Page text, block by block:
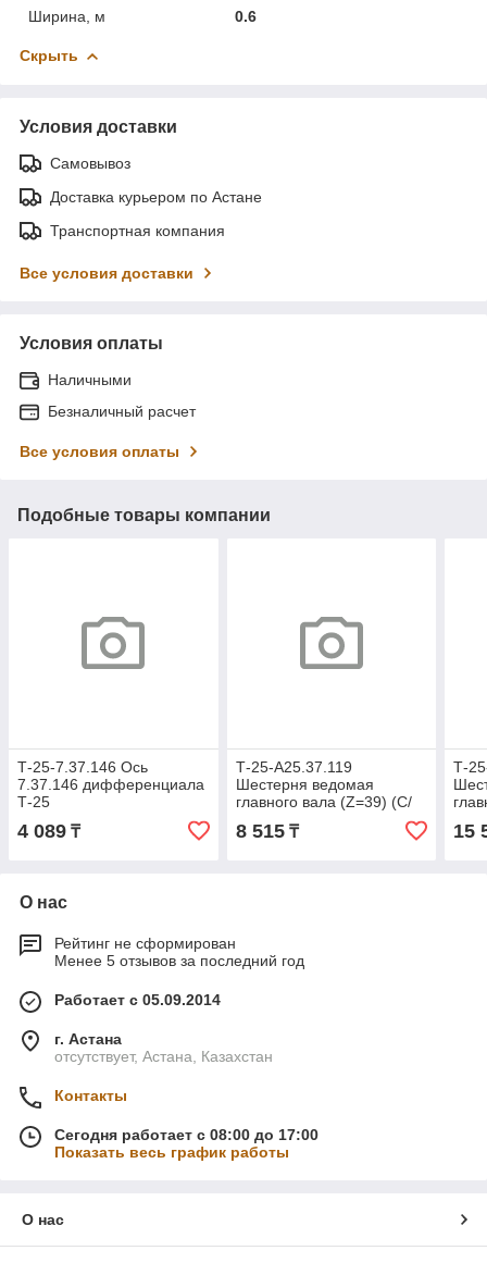
Ширина, м
0.6
Скрыть
Условия доставки
Самовывоз
Доставка курьером по Астане
Транспортная компания
Все условия доставки
Условия оплаты
Наличными
Безналичный расчет
Все условия оплаты
Подобные товары компании
Т-25-7.37.146 Ось
7.37.146 дифференциала
Т-25
4 089 ₸
Т-25-А25.37.119
Шестерня ведомая
главного вала (Z=39) (С/
8 515₸
Т-
15
О нас
Рейтинг не сформирован
Менее 5 отзывов за последний год
Работает с 05.09.2014
г. Астана
отсутствует, Астана, Казахстан
Контакты
Сегодня работает с 08:00 до 17:00
Показать весь график работы
О нас